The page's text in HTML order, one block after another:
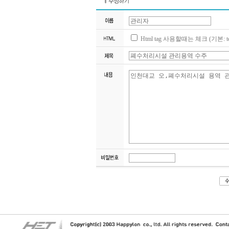
Html tag 사용할때는 체크 (기본: